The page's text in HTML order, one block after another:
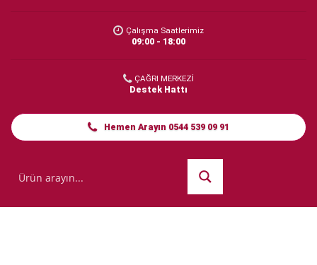
Çalışma Saatlerimiz
09:00 - 18:00
ÇAĞRI MERKEZİ
Destek Hattı
Hemen Arayın 0544 539 09 91